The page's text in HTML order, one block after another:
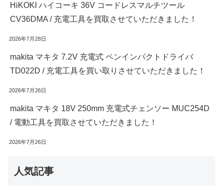
HiKOKI ハイコーキ 36V コードレスマルチツール
CV36DMA / 充電工具を買取させていただきました！
2026年7月28日
makita マキタ 7.2V 充電式 ペンインパクトドライバ
TD022D / 充電工具を買い取りさせていただきました！
2026年7月26日
makita マキタ 18V 250mm 充電式チェンソー MUC254D
/ 電動工具を買取させていただきました！
2026年7月26日
人気記事